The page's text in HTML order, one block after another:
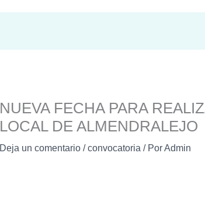
NUEVA FECHA PARA
LOCAL DE ALMENDRALEJO
Deja un comentario / convocatoria/ PorAdmin